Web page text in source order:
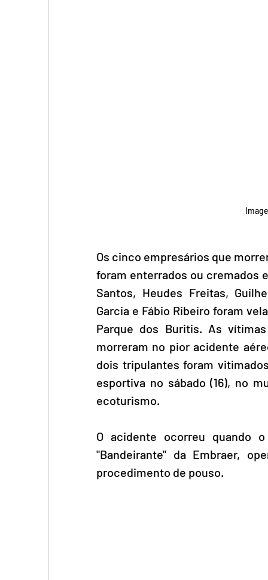
Os cinco empresários que
foram enterrados ou cremados
Santos, Heudes Freitas,
Garcia e Fábio Ribeiro foram
Parque dos Buritis. As
morreram no pior acidente
dois tripulantes foram
esportiva no sábado (16), no
ecoturismo.
O acidente ocorreu quando
"Bandeirante" da Embraer,
procedimento de pouso.